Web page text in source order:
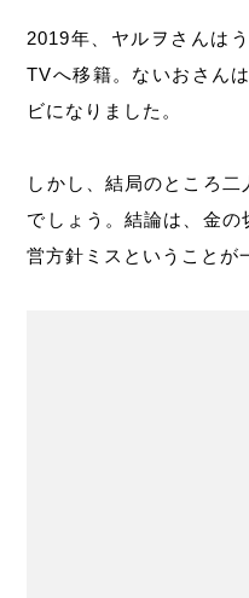
2019年、ヤルヲさんは
TVへ移籍。ないおさん
ビになりました。
しかし、結局のところ
でしょう。結論は、金
営方針ミスということが